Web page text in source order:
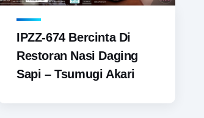
IPZZ-674 Bercinta Di
Restoran Nasi Daging
Sapi – Tsumugi Akari